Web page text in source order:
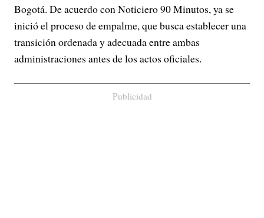
Bogotá. De acuerdo con Noticiero 90 Minutos, ya se
inició el proceso de empalme, que busca establecer una
transición ordenada y adecuada entre ambas
administraciones antes de los actos oficiales.
Publicidad